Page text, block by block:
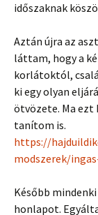
időszaknak
Aztán újra az
láttam, hogy a
korlátoktól,
ki egy olyan
ötvözete. Ma ezt
tanítom is.
https://
modszerek/
Később
honlapot.